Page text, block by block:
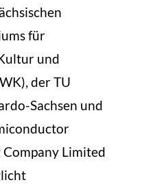
für
und
der TU
Sachsen und
Limited